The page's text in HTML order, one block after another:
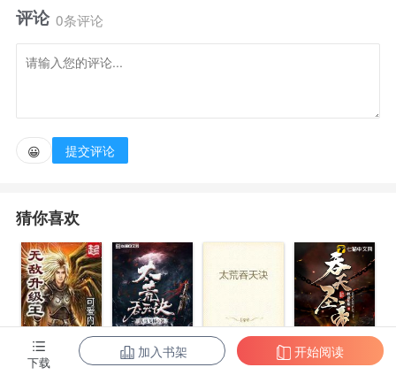
天材地宝触手可得。修炼最强功法，坐拥倾城佳
人。 黑暗时代，枭雄崛起！……官方粉丝群：
624665056！
评论 0条评论
😀 提交评论
猜你喜欢
无敌升级王
柳无邪和徐凌
太荒吞天诀
吞天圣帝
下载
加入书架 开始阅读